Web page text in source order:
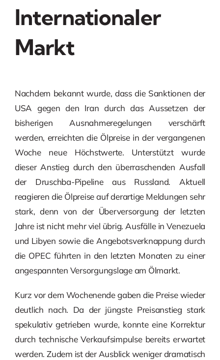
Internationaler
Markt
Nachdem bekannt wurde, dass die Sanktionen der
USA gegen den Iran durch das Aussetzen der
bisherigen Ausnahmeregelungen verschärft
werden, erreichten die Ölpreise in der vergangenen
Woche neue Höchstwerte. Unterstützt wurde
dieser Anstieg durch den überraschenden Ausfall
der Druschba-Pipeline aus Russland. Aktuell
reagieren die Ölpreise auf derartige Meldungen sehr
stark, denn von der Überversorgung der letzten
Jahre ist nicht mehr viel übrig. Ausfälle in Venezuela
und Libyen sowie die Angebotsverknappung durch
die OPEC führten in den letzten Monaten zu einer
angespannten Versorgungslage am Ölmarkt.
Kurz vor dem Wochenende gaben die Preise wieder
deutlich nach. Da der jüngste Preisanstieg stark
spekulativ getrieben wurde, konnte eine Korrektur
durch technische Verkaufsimpulse bereits erwartet
werden. Zudem ist der Ausblick weniger dramatisch